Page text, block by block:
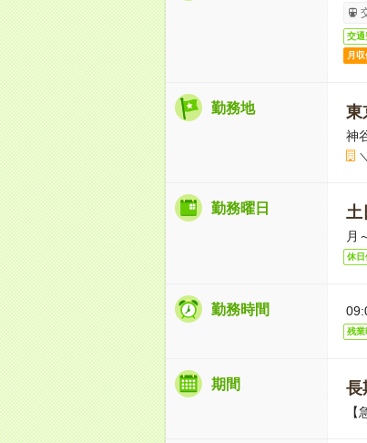
交通
月収
勤務地 東
神
勤務曜日 土
月
休日
勤務時間
残業
期間 長